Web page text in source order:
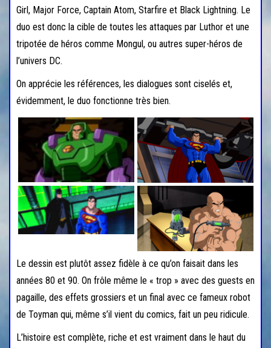
Girl, Major Force, Captain Atom, Starfire et Black Lightning. Le
duo est donc la cible de toutes les attaques par Luthor et une
tripotée de héros comme Mongul, ou autres super-héros de
l’univers DC.
On apprécie les références, les dialogues sont ciselés et,
évidemment, le duo fonctionne très bien.
Le dessin est plutôt assez fidèle à ce qu’on faisait dans les
années 80 et 90. On frôle même le « trop » avec des guests en
pagaille, des effets grossiers et un final avec ce fameux robot
de Toyman qui, même s’il vient du comics, fait un peu ridicule.
L’histoire est complète, riche et est vraiment dans le haut du